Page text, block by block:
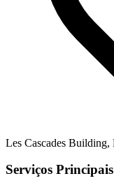
Les Cascades
Serviços Principais